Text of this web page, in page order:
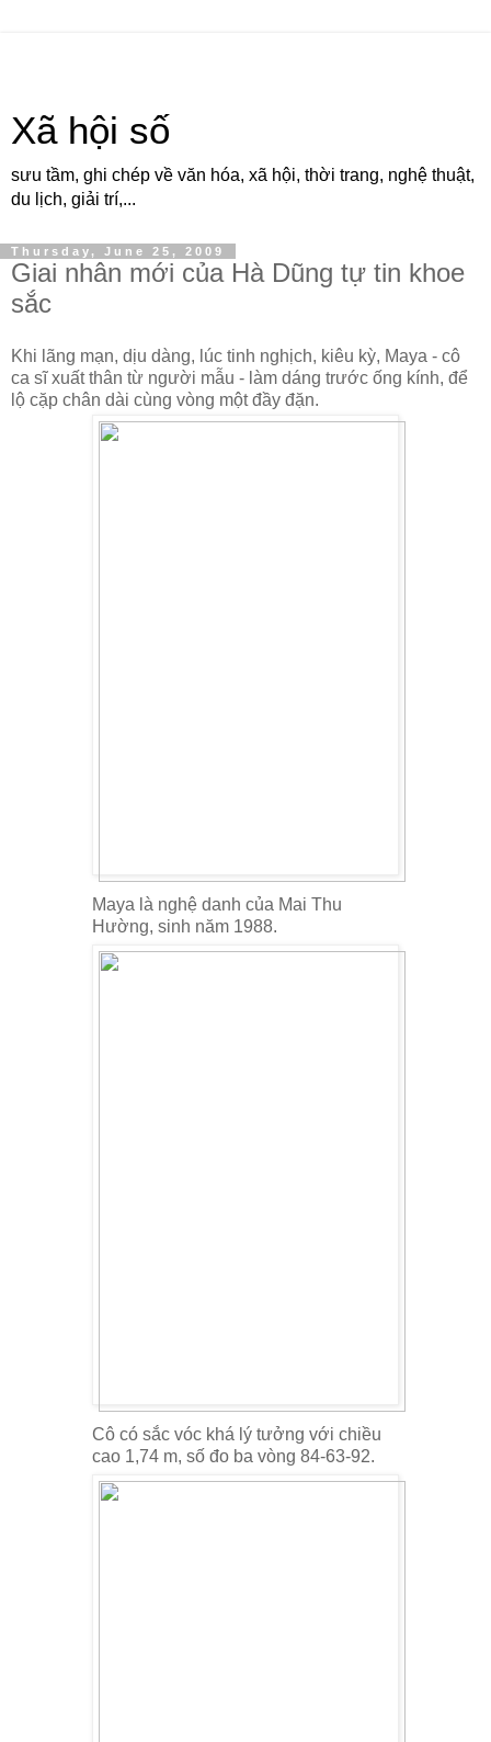
Xã hội số
sưu tầm, ghi chép về văn hóa, xã hội, thời trang, nghệ thuật,
du lịch, giải trí,...
Thursday, June 25, 2009
Giai nhân mới của Hà Dũng tự tin khoe
sắc
Khi lãng mạn, dịu dàng, lúc tinh nghịch, kiêu kỳ, Maya - cô
ca sĩ xuất thân từ người mẫu - làm dáng trước ống kính, để
lộ cặp chân dài cùng vòng một đầy đặn.
Maya là nghệ danh của Mai Thu
Hường, sinh năm 1988.
Cô có sắc vóc khá lý tưởng với chiều
cao 1,74 m, số đo ba vòng 84-63-92.